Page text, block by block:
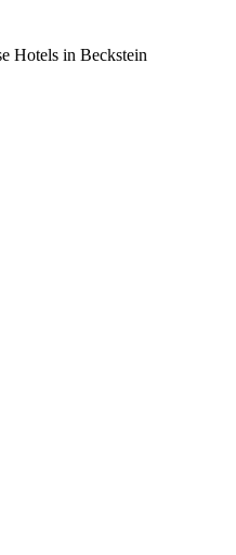
Hotels in Beckstein